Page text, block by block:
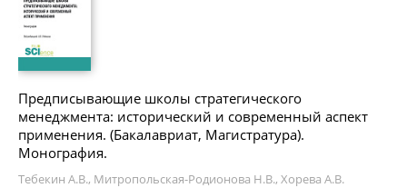
Предписывающие школы стратегического
менеджмента: исторический и современный аспект
применения. (Бакалавриат, Магистратура).
Монография.
Тебекин А.В., Митропольская-Родионова Н.В., Хорева А.В.